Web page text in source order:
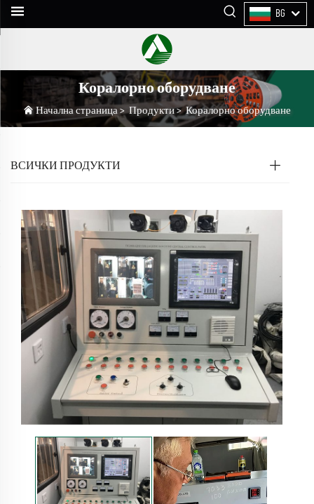
BG
Коралорно оборудване
Начална страница > Продукти>Коралорно оборудване
ВСИЧКИ ПРОДУКТИ